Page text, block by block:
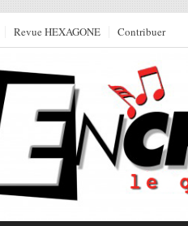
Revue HEXAGONE Contribuer